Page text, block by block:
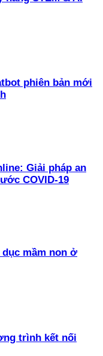
phiên bản mới
Giải pháp an
COVID-19
mầm non ở
trình kết nối